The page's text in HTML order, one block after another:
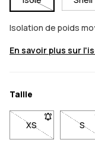
Isolation de poids
En savoir plus sur
Taille
XS- Taille XS non
S-